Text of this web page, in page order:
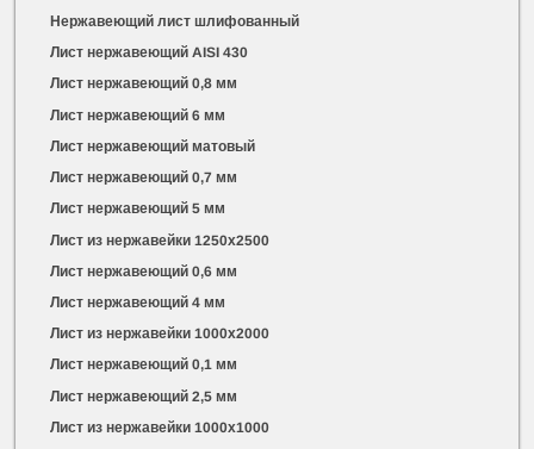
Нержавеющий лист шлифованный
Лист нержавеющий AISI 430
Лист нержавеющий 0,8 мм
Лист нержавеющий 6 мм
Лист нержавеющий матовый
Лист нержавеющий 0,7 мм
Лист нержавеющий 5 мм
Лист из нержавейки 1250х2500
Лист нержавеющий 0,6 мм
Лист нержавеющий 4 мм
Лист из нержавейки 1000х2000
Лист нержавеющий 0,1 мм
Лист нержавеющий 2,5 мм
Лист из нержавейки 1000х1000